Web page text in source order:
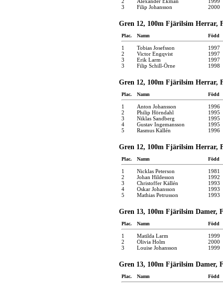
3
Filip Johansson 2000
Gren 12, 100m Fjärilsim Herrar,
Plac. Namn Född
1 Tobias Josefsson
1997
2
Victor Engqvist
1997
3
Erik Larm
1997
3
Filip Schill-Örne 1998
Gren 12, 100m Fjärilsim Herrar,
Plac. Namn Född
1 Anton Johansson
1996
2
Philip Hörndahl
1995
3
Niklas Sandberg
1995
4
Gustav Ingemansson
1995
5
Rasmus Källén 1996
Gren 12, 100m Fjärilsim Herrar,
Plac. Namn Född
1 Nicklas Peterson
1981
2
Johan Hildesson
1992
3
Christoffer Källén
1993
4
Oskar Johansson
1993
5
Mathias Petrusson 1993
Gren 13, 100m Fjärilsim Damer,
Plac. Namn Född
1 Matilda Larm
1999
2
Olivia Holm
2000
3
Louise Johansson 1999
Gren 13, 100m Fjärilsim Damer,
Plac. Namn Född